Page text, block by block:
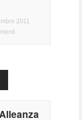
2011